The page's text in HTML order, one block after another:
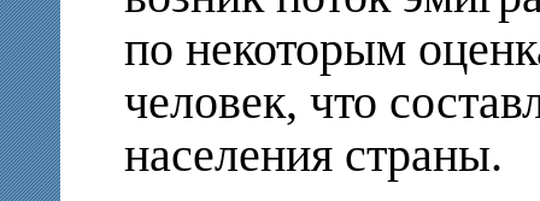
по некоторым
человек, что
населения страны.